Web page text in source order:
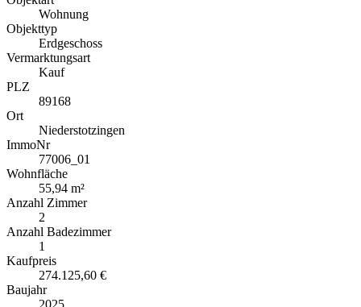
Wohnung
Objekttyp
Erdgeschoss
Vermarktungsart
Kauf
PLZ
89168
Ort
Niederstotzingen
ImmoNr
77006_01
Wohnfläche
55,94 m²
Anzahl Zimmer
2
Anzahl Badezimmer
1
Kaufpreis
274.125,60 €
Baujahr
2025